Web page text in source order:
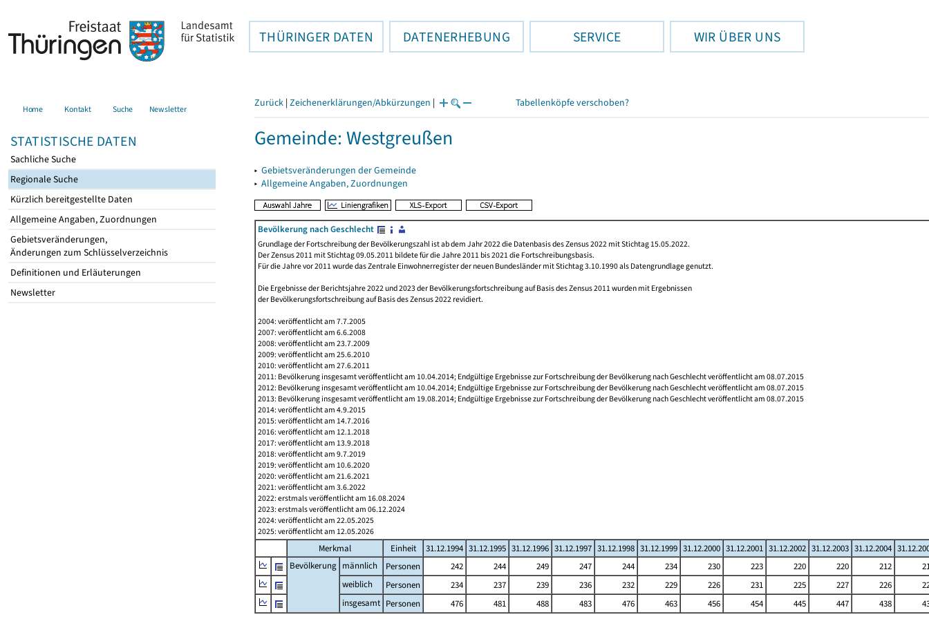
THÜRINGER DATEN DATENERHEBUNG SERVICE WIR ÜBER UNS
Home Kontakt Suche Newsletter
STATISTISCHE DATEN
Sachliche Suche
Regionale Suche
Kürzlich bereitgestellte Daten
Allgemeine Angaben, Zuordnungen
Gebietsveränderungen,
Änderungen zum Schlüsselverzeichnis
Definitionen und Erläuterungen
Newsletter
Zurück | Zeichenerklärungen/Abkürzungen | Tabellenköpfe verschoben?
Gemeinde: Westgreußen
▸ Gebietsveränderungen der Gemeinde
▸ Allgemeine Angaben, Zuordnungen
Bevölkerung nach Geschlecht
Grundlage der Fortschreibung der Bevölkerungszahl ist ab dem Jahr 2022 die Datenbasis des Zensus 2022 mit Stichtag 15.05.2022.
Der Zensus 2011 mit Stichtag 09.05.2011 bildete für die Jahre 2011 bis 2021 die Fortschreibungsbasis.
Für die Jahre vor 2011 wurde das Zentrale Einwohnerregister der neuen Bundesländer mit Stichtag 3.10.1990 als Datengrundlage genutzt.
Die Ergebnisse der Berichtsjahre 2022 und 2023 der Bevölkerungsfortschreibung auf Basis des Zensus 2011 wurden mit Ergebnissen
der Bevölkerungsfortschreibung auf Basis des Zensus 2022 revidiert.
2004: veröffentlicht am 7.7.2005
2007: veröffentlicht am 6.6.2008
2008: veröffentlicht am 23.7.2009
2009: veröffentlicht am 25.6.2010
2010: veröffentlicht am 27.6.2011
2011: Bevölkerung insgesamt veröffentlicht am 10.04.2014; Endgültige Ergebnisse zur Fortschreibung der Bevölkerung nach Geschlecht veröffentlicht am 08.07.2015
2012: Bevölkerung insgesamt veröffentlicht am 10.04.2014; Endgültige Ergebnisse zur Fortschreibung der Bevölkerung nach Geschlecht veröffentlicht am 08.07.2015
2013: Bevölkerung insgesamt veröffentlicht am 19.08.2014; Endgültige Ergebnisse zur Fortschreibung der Bevölkerung nach Geschlecht veröffentlicht am 08.07.2015
2014: veröffentlicht am 4.9.2015
2015: veröffentlicht am 14.7.2016
2016: veröffentlicht am 12.1.2018
2017: veröffentlicht am 13.9.2018
2018: veröffentlicht am 9.7.2019
2019: veröffentlicht am 10.6.2020
2020: veröffentlicht am 21.6.2021
2021: veröffentlicht am 3.6.2022
2022: erstmals veröffentlicht am 16.08.2024
2023: erstmals veröffentlicht am 06.12.2024
2024: veröffentlicht am 22.05.2025
2025: veröffentlicht am 12.05.2026
Merkmal Einheit 31.12.1994 31.12.1995 31.12.1996 31.12.1997 31.12.1998 31.12.1999 31.12.2000 31.12.2001 31.12.2002 31.12.2003 31.12.2004
Bevölkerung männlich Personen 242 244 249 247 244 234 230 223 220 220 212
weiblich
Personen 234 237 239 236 232 229 226 231 225 227 226
insgesamt Personen 476 481 488 483 476 463 456 454 445 447 438